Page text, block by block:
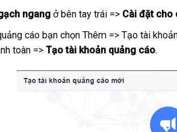
ngang ở bên tay trái => Cài đặt cho
cáo bạn chọn Thêm => Tạo tài
toàn => Tạo tài khoản quảng cáo.